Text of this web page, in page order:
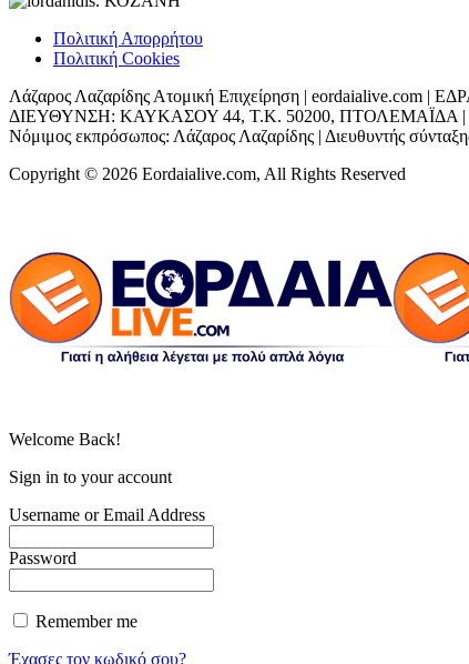
Πολιτική Απορρήτου
Πολιτική Cookies
Λάζαρος Λαζαρίδης Ατομική Επιχείρηση |
ΔΙΕΥΘΥΝΣΗ: ΚΑΥΚΑΣΟΥ 44, Τ.Κ. 50200, ΠΤΟΛΕΜΑΪΔΑ |
Νόμιμος εκπρόσωπος: Λάζαρος Λαζαρίδης | Διευθυντής
Copyright © 2026 Eordaialive.com, All Rights Reserved
Welcome Back!
Sign in to your account
Username or Email Address
Password
Remember me
Έχασες τον κωδικό σου?